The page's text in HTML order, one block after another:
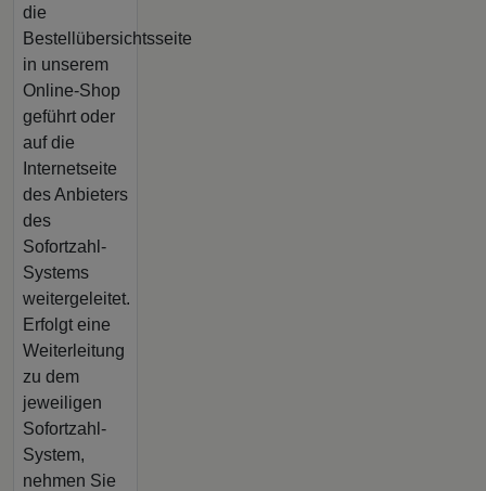
die
Bestellübersichtsseite
in unserem
Online-Shop
geführt oder
auf die
Internetseite
des Anbieters
des
Sofortzahl-
Systems
weitergeleitet.
Erfolgt eine
Weiterleitung
zu dem
jeweiligen
Sofortzahl-
System,
nehmen Sie